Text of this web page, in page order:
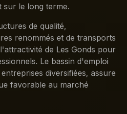
sur le long terme.
de qualité,
renommés et de transports
de Les Gonds pour
Le bassin d'emploi
diversifiées, assure
favorable au marché